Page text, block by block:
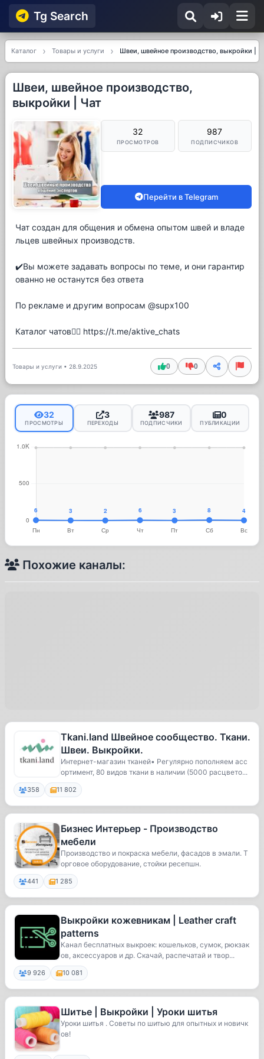
Tg Searсh
Каталог Товары и услуги Швеи, швейное производство, выкройки |
Швеи, швейное производство,
выкройки | Чат
32
ПРОСМОТРОВ
987
ПОДПИСЧИКОВ
Перейти в Telegram
Чат создан для общения и обмена опытом швей и владе
льцев швейных производств.
✔️Вы можете задавать вопросы по теме, и они гарантир
ованно не останутся без ответа
По рекламе и другим вопросам @supx100
Каталог чатов👉🏻 https://t.me/aktive_chats
Товары и услуги • 28.9.2025 0 0
32
ПРОСМОТРЫ
3
ПЕРЕХОДЫ
987
ПОДПИСЧИКИ
0
ПУБЛИКАЦИИ
Похожие каналы:
Tkani.land Швейное сообщество. Ткани.
Швеи. Выкройки.
Интернет-магазин тканей• Регулярно пополняем асс
ортимент, 80 видов ткани в наличии (5000 расцвето...
358 11 802
Бизнес Интерьер - Производство
мебели
Производство и покраска мебели, фасадов в эмали. Т
орговое оборудование, стойки ресепшн.
441 1 285
Выкройки кожевникам | Leather craft
patterns
Канал бесплатных выкроек: кошельков, сумок, рюкзак
ов, аксессуаров и др. Скачай, распечатай и твор...
9 926 10 081
Шитье | Выкройки | Уроки шитья
Уроки шитья . Советы по шитью для опытных и новичк
ов!